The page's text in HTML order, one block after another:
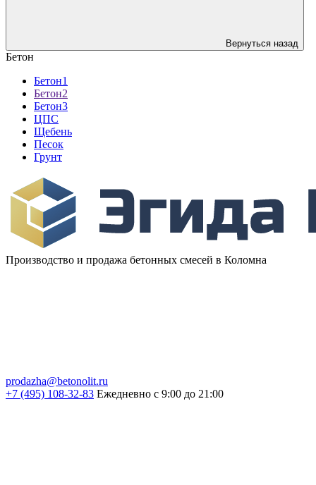
Вернуться назад
Бетон
Бетон1
Бетон2
Бетон3
ЦПС
Щебень
Песок
Грунт
Производство и продажа бетонных смесей в Коломна
prodazha@betonolit.ru
+7 (495) 108-32-83 Ежедневно с 9:00 до 21:00